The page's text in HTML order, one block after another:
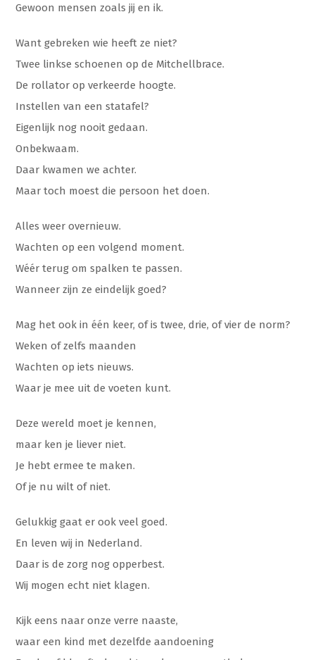
Gewoon mensen zoals jij en ik.
Want gebreken wie heeft ze niet?
Twee linkse schoenen op de Mitchellbrace.
De rollator op verkeerde hoogte.
Instellen van een statafel?
Eigenlijk nog nooit gedaan.
Onbekwaam.
Daar kwamen we achter.
Maar toch moest die persoon het doen.
Alles weer overnieuw.
Wachten op een volgend moment.
Wéér terug om spalken te passen.
Wanneer zijn ze eindelijk goed?
Mag het ook in één keer, of is twee, drie, of vier de norm?
Weken of zelfs maanden
Wachten op iets nieuws.
Waar je mee uit de voeten kunt.
Deze wereld moet je kennen,
maar ken je liever niet.
Je hebt ermee te maken.
Of je nu wilt of niet.
Gelukkig gaat er ook veel goed.
En leven wij in Nederland.
Daar is de zorg nog opperbest.
Wij mogen echt niet klagen.
Kijk eens naar onze verre naaste,
waar een kind met dezelfde aandoening